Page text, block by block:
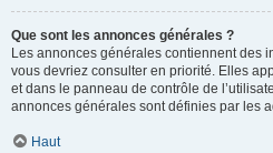
Que sont les annonces générales ?
Les annonces générales contiennent des
vous devriez consulter en priorité. Elles
et dans le panneau de contrôle de
annonces générales sont définies par les
Haut